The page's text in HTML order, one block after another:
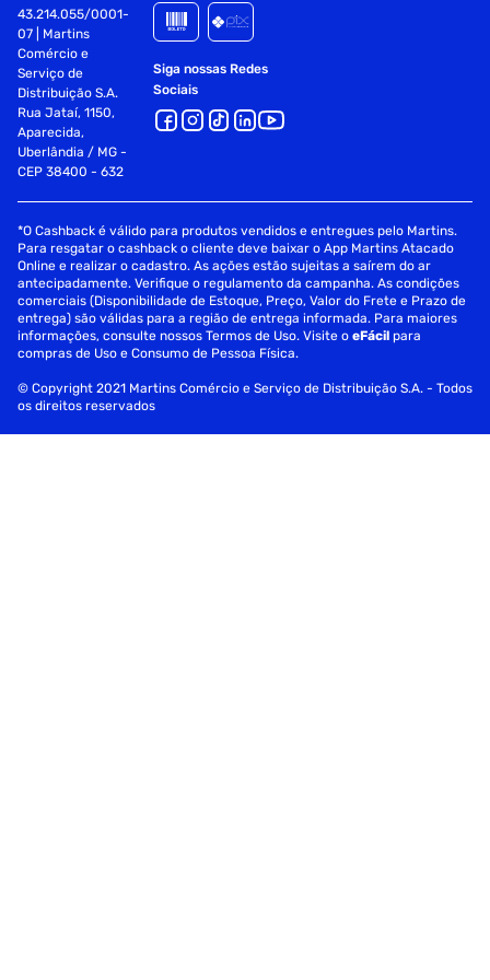
43.214.055/0001-
07 | Martins
Comércio e
Serviço de
Distribuição S.A.
Rua Jataí, 1150,
Aparecida,
Uberlândia / MG -
CEP 38400 - 632
Siga nossas Redes
Sociais
*O Cashback é válido para produtos vendidos e entregues pelo Martins.
Para resgatar o cashback o cliente deve baixar o App Martins Atacado
Online e realizar o cadastro. As ações estão sujeitas a saírem do ar
antecipadamente. Verifique o regulamento da campanha. As condições
comerciais (Disponibilidade de Estoque, Preço, Valor do Frete e Prazo de
entrega) são válidas para a região de entrega informada. Para maiores
informações, consulte nossos Termos de Uso. Visite oeFácil para
compras de Uso e Consumo de Pessoa Física.
© Copyright 2021 Martins Comércio e Serviço de Distribuição S.A. - Todos
os direitos reservados